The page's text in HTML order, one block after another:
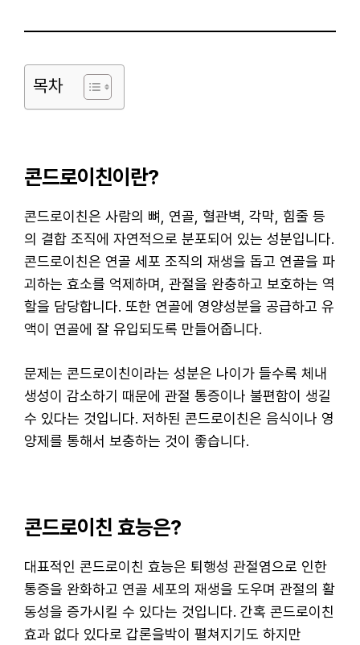
목차
콘드로이친이란?
콘드로이친은 사람의 뼈, 연골, 혈관벽, 각막, 힘줄 등
의 결합 조직에 자연적으로 분포되어 있는 성분입니다.
콘드로이친은 연골 세포 조직의 재생을 돕고 연골을 파
괴하는 효소를 억제하며, 관절을 완충하고 보호하는 역
할을 담당합니다. 또한 연골에 영양성분을 공급하고 유
액이 연골에 잘 유입되도록 만들어줍니다.
문제는 콘드로이친이라는 성분은 나이가 들수록 체내
생성이 감소하기 때문에 관절 통증이나 불편함이 생길
수 있다는 것입니다. 저하된 콘드로이친은 음식이나 영
양제를 통해서 보충하는 것이 좋습니다.
콘드로이친 효능은?
대표적인 콘드로이친 효능은 퇴행성 관절염으로 인한
통증을 완화하고 연골 세포의 재생을 도우며 관절의 활
동성을 증가시킬 수 있다는 것입니다. 간혹 콘드로이친
효과 없다 있다로 갑론을박이 펼쳐지기도 하지만